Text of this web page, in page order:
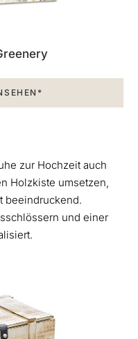
zur Hochzeit auch
Holzkiste umsetzen,
beeindruckend.
und einer